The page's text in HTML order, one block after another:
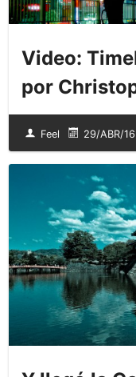
Video:
por
Feel 29/ABR/16